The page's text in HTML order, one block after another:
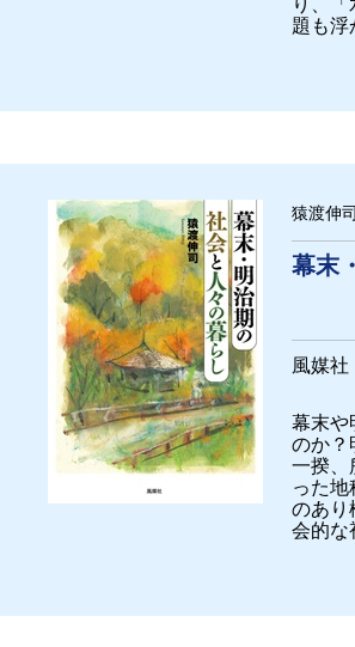
り、
題も浮
猿渡伸
幕末
風媒
幕末や
のか？
一揆、
った
のあり
会的な